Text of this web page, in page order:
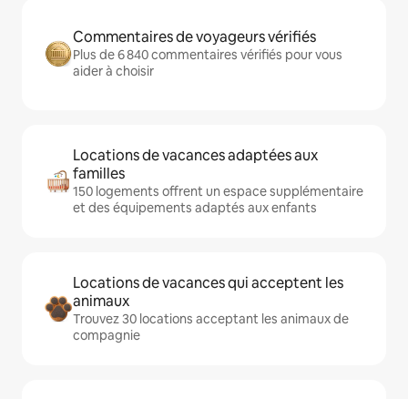
Commentaires de voyageurs vérifiés
Plus de 6 840 commentaires vérifiés pour vous
aider à choisir
Locations de vacances adaptées aux
familles
150 logements offrent un espace supplémentaire
et des équipements adaptés aux enfants
Locations de vacances qui acceptent les
animaux
Trouvez 30 locations acceptant les animaux de
compagnie